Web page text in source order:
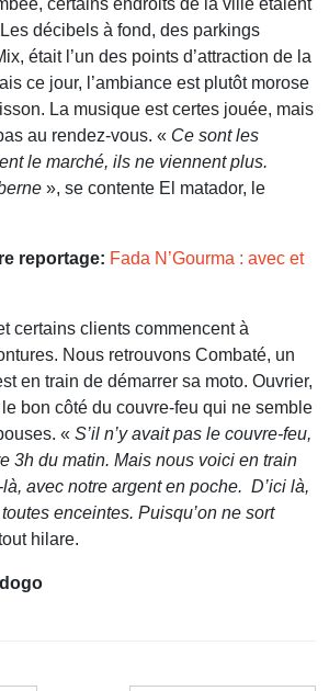
décibels à fond, des parkings
était l’un des points d’attraction de la
ce jour, l’ambiance est plutôt morose
La musique est certes jouée, mais
au rendez-vous. « Ce sont les
le marché, ils ne viennent plus.
», se contente El matador, le
reportage: Fada N’Gourma : avec et
certains clients commencent à
Nous retrouvons Combaté, un
en train de démarrer sa moto. Ouvrier,
bon côté du couvre-feu qui ne semble
« S’il n’y avait pas le couvre-feu,
3h du matin. Mais nous voici en train
là, avec notre argent en poche. D’ici là,
enceintes. Puisqu’on ne sort
hilare.